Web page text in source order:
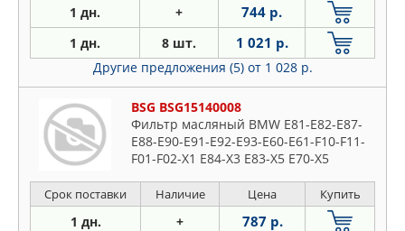
1 дн. + 744 р.
1 дн. 8 шт. 1 021 р.
Другие предложения (5) от 1 028 р.
BSG BSG15140008
Фильтр масляный BMW E81-E82-E87-
E88-E90-E91-E92-E93-E60-E61-F10-F11-
F01-F02-X1 E84-X3 E83-X5 E70-X5
Срок поставки Наличие Цена Купить
1 дн. + 787 р.